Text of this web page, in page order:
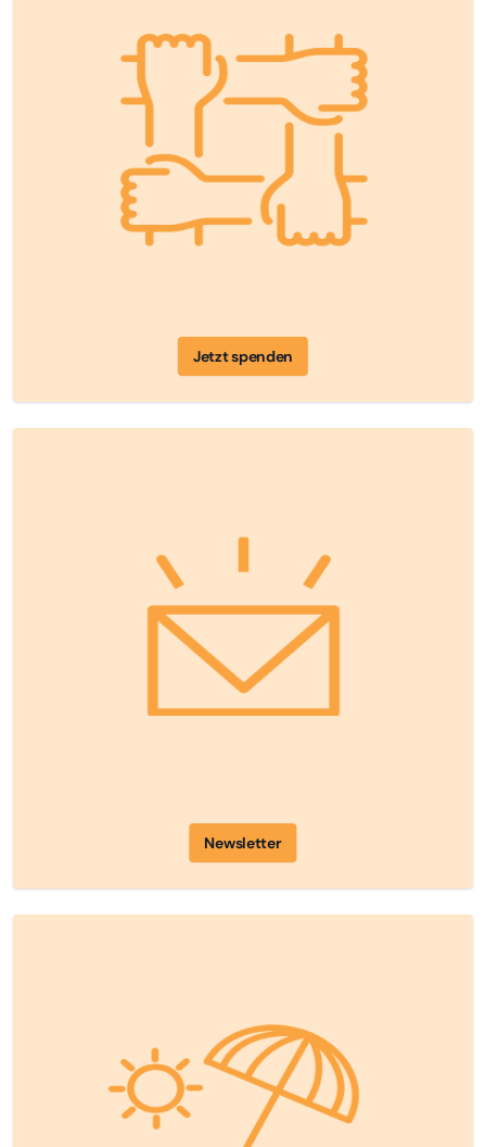
Jetzt spenden
Newsletter